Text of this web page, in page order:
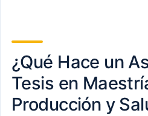
¿Qué Hace un
Tesis en
Producción y